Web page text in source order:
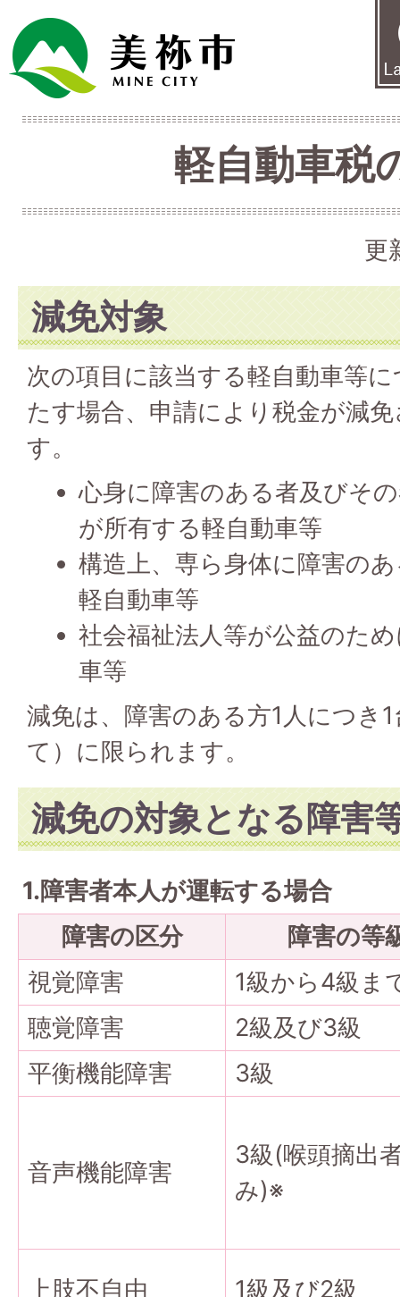
軽自動車税
更
減免対象
次の項目に該当する軽自動車等
たす場合、申請により税金が減
す。
心身に障害のある者及びそ
が所有する軽自動車等
構造上、専ら身体に障害の
軽自動車等
社会福祉法人等が公益のた
車等
減免は、障害のある方1人につき
て）に限られます。
減免の対象となる障害
1.障害者本人が運転する場合
障害の区分
障害の等
視覚障害
1級から4級ま
聴覚障害
2級及び3級
平衡機能障害
3級
音声機能障害
3級(喉頭摘出
み)※
上肢不自由 1級及び2級